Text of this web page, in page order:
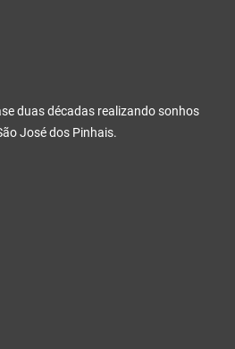
duas décadas realizando sonhos
José dos Pinhais.